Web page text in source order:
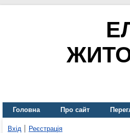
Головна Про сайт
Вхід Реєстрація